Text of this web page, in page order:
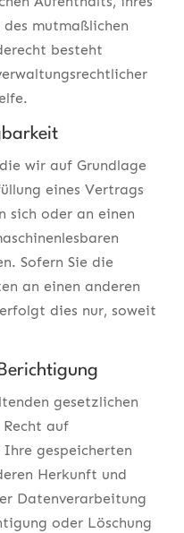
mutmaßlichen
besteht
wir auf Grundlage
eines Vertrags
sich oder an einen
Sofern Sie die
an einen anderen
dies nur, soweit
gesetzlichen
auf
gespeicherten
Herkunft und
Datenverarbeitung
oder Löschung